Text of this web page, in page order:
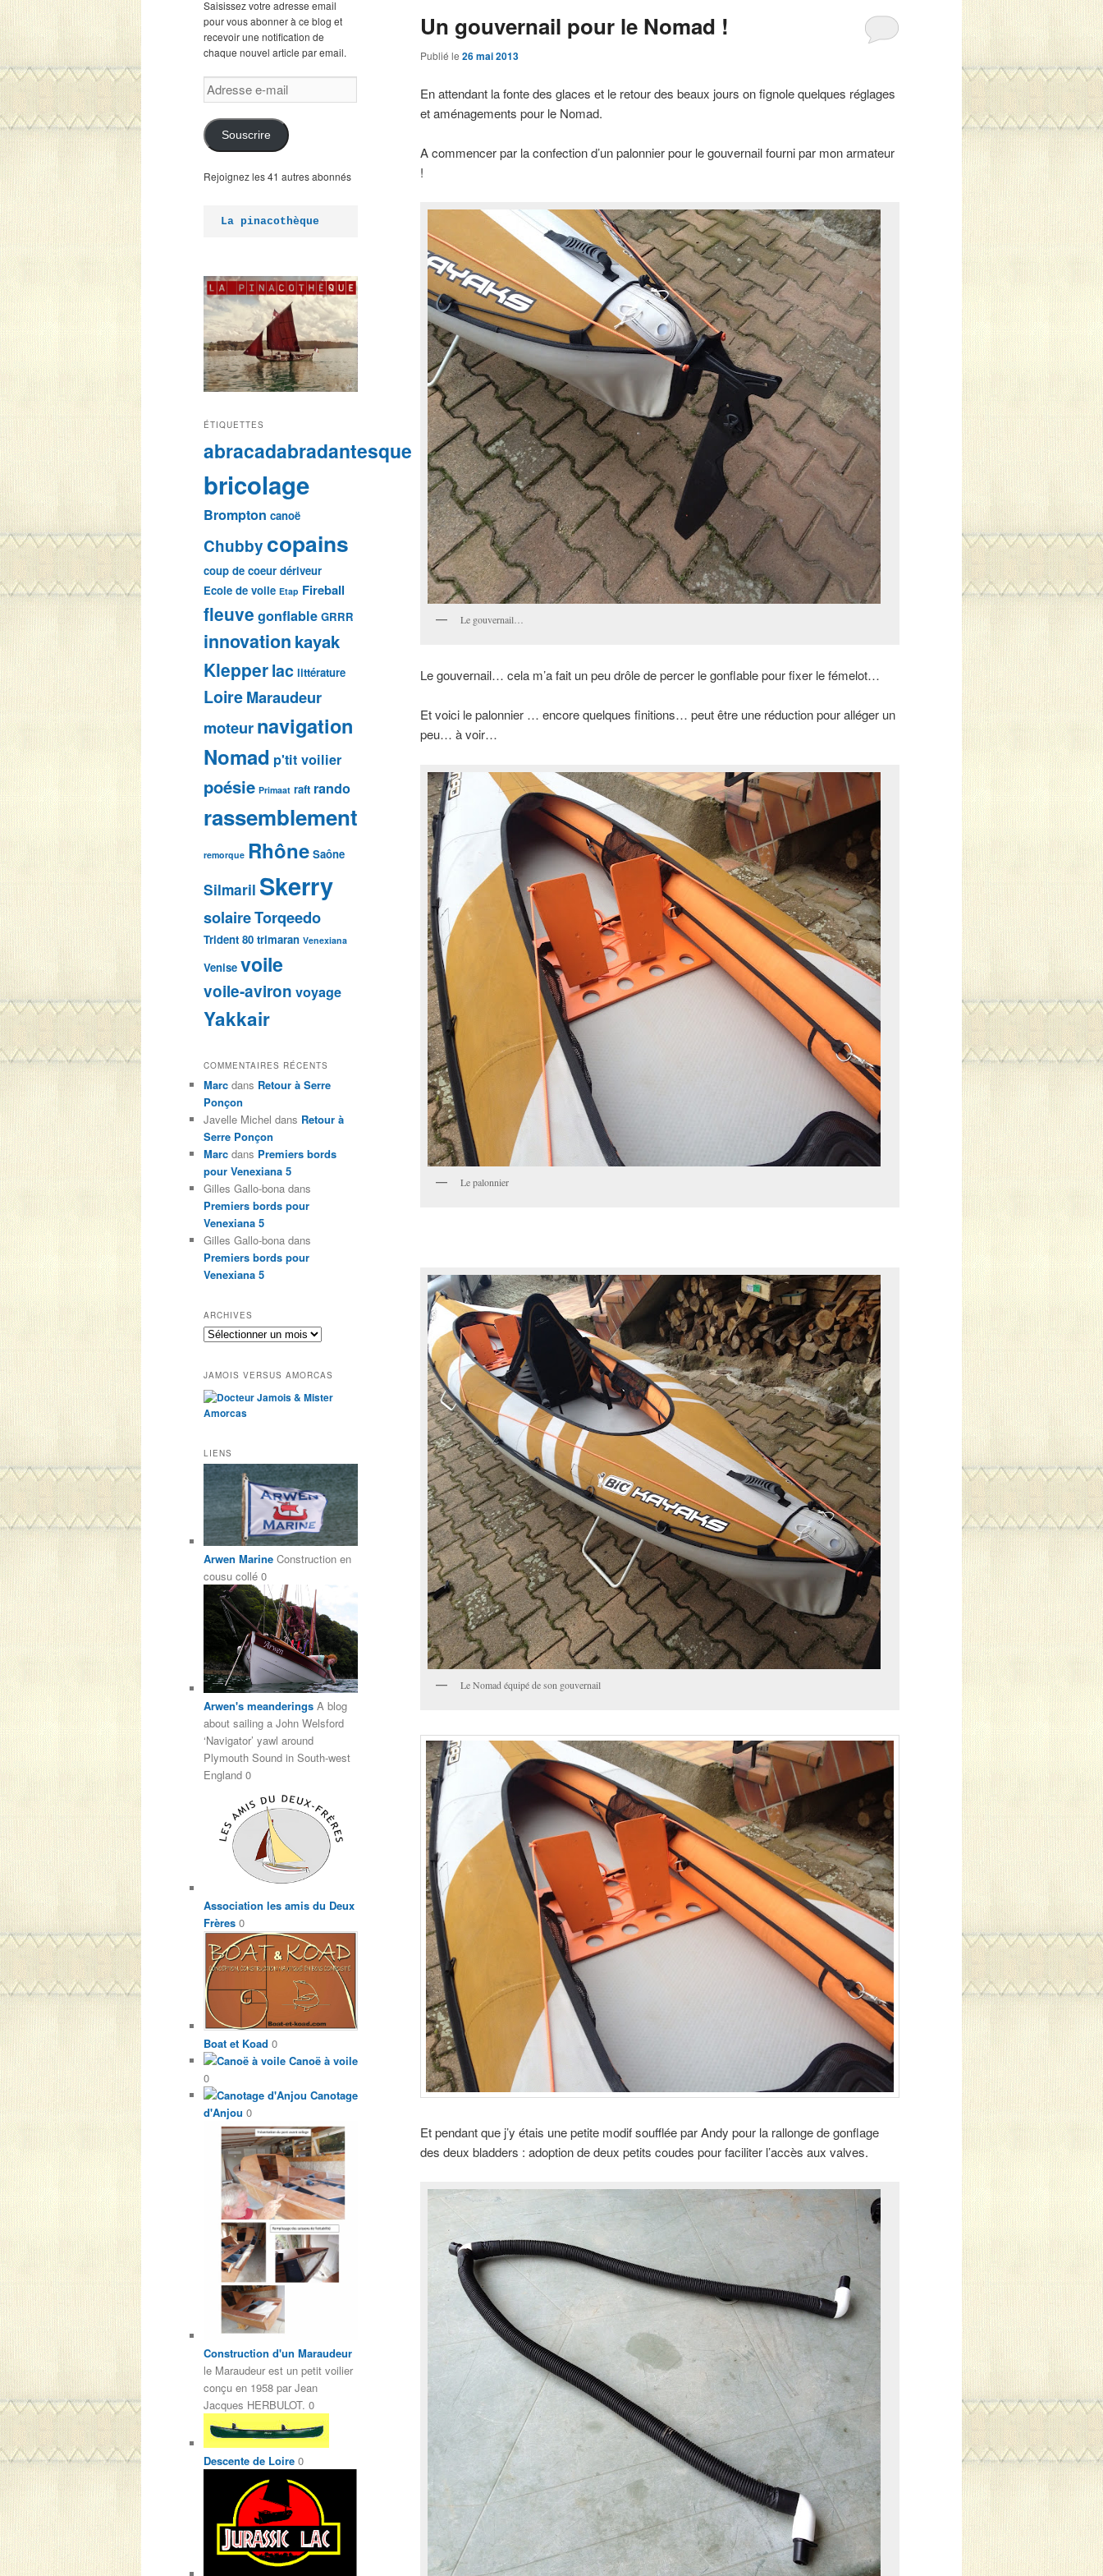
Un gouvernail pour le Nomad !
Publié le 26 mai 2013
En attendant la fonte des glaces et le retour des beaux jours on fignole quelques réglages
et aménagements pour le Nomad.
A commencer par la confection d’un palonnier pour le gouvernail fourni par mon armateur
!
Le gouvernail…
Le gouvernail… cela m’a fait un peu drôle de percer le gonflable pour fixer le fémelot…
Et voici le palonnier … encore quelques finitions… peut être une réduction pour alléger un
peu… à voir…
Le palonnier
Le Nomad équipé de son gouvernail
Et pendant que j’y étais une petite modif soufflée par Andy pour la rallonge de gonflage
des deux bladders : adoption de deux petits coudes pour faciliter l’accès aux valves.
Saisissez votre adresse email
pour vous abonner à ce blog et
recevoir une notification de
chaque nouvel article par email.
Adresse
e-
Souscrire
Rejoignez les 41 autres abonnés
La pinacothèque
ÉTIQUETTES
abracadabradantesque
bricolage
Brompton canoë
Chubby copains
coup de coeur dériveur
Ecole de voile Etap Fireball
fleuve gonflable GRRR
innovation kayak
Klepperlac littérature
LoireMaraudeur
moteurnavigation
Nomad p'tit voilier
poésie Primaat raft rando
rassemblement
remorque Rhône Saône
Silmaril Skerry
solaireTorqeedo
Trident 80 trimaran Venexiana
Venise voile
voile-aviron voyage
Yakkair
COMMENTAIRES RÉCENTS
Marc dans Retour à Serre
Ponçon
Javelle Michel dans Retour à
Serre Ponçon
Marc dans Premiers bords
pour Venexiana 5
Gilles Gallo-bona dans
Premiers bords pour
Venexiana 5
Gilles Gallo-bona dans
Premiers bords pour
Venexiana 5
ARCHIVES
Archives
JAMOIS VERSUS AMORCAS
LIENS
Arwen Marine Construction en
cousu collé 0
Arwen's meanderings A blog
about sailing a John Welsford
‘Navigator’ yawl around
Plymouth Sound in South-west
England 0
Association les amis du Deux
Frères 0
Boat et Koad 0
Canoë à voile
0
Canotage
d'Anjou 0
Construction d'un Maraudeur
le Maraudeur est un petit voilier
conçu en 1958 par Jean
Jacques HERBULOT. 0
Descente de Loire 0